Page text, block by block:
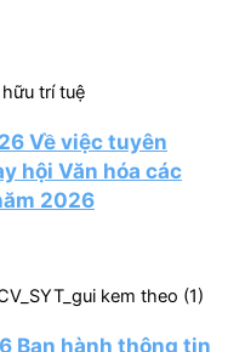
trí tuệ
Về việc tuyên
hội Văn hóa các
2026
kem theo (1)
Ban hành thông tin